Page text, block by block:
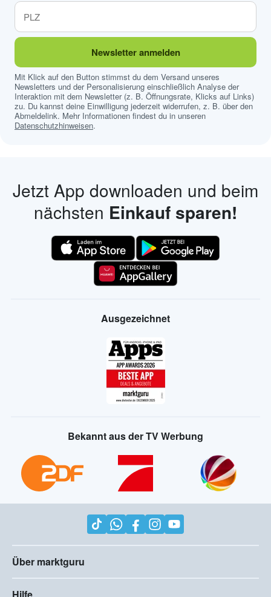
Newsletter anmelden
Mit Klick auf den Button stimmst du dem Versand unseres
Newsletters und der Personalisierung einschließlich Analyse der
Interaktion mit dem Newsletter (z. B. Öffnungsrate, Klicks auf Links)
zu. Du kannst deine Einwilligung jederzeit widerrufen, z. B. über den
Abmeldelink. Mehr Informationen findest du in unseren
Datenschutzhinweisen.
Jetzt App downloaden und beim
nächsten Einkauf sparen!
Ausgezeichnet
Bekannt aus der TV Werbung
Über marktguru